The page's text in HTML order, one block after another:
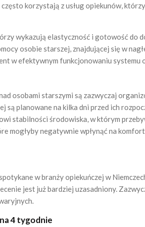
korzystają z usług opiekunów,
wykazują elastyczność i gotowość do
osobie starszej, znajdującej się w
w efektywnym funkcjonowaniu systemu
osobami starszymi są zazwyczaj
są planowane na kilka dni przed ich
stabilności środowiska, w którym
mogłyby negatywnie wpłynąć na
w branży opiekuńczej w
jest już bardziej uzasadniony.
4 tygodnie